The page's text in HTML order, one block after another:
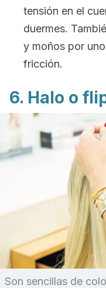
tensión en el
duermes.
y moños por
fricción.
6. Halo o
Son sencillas de